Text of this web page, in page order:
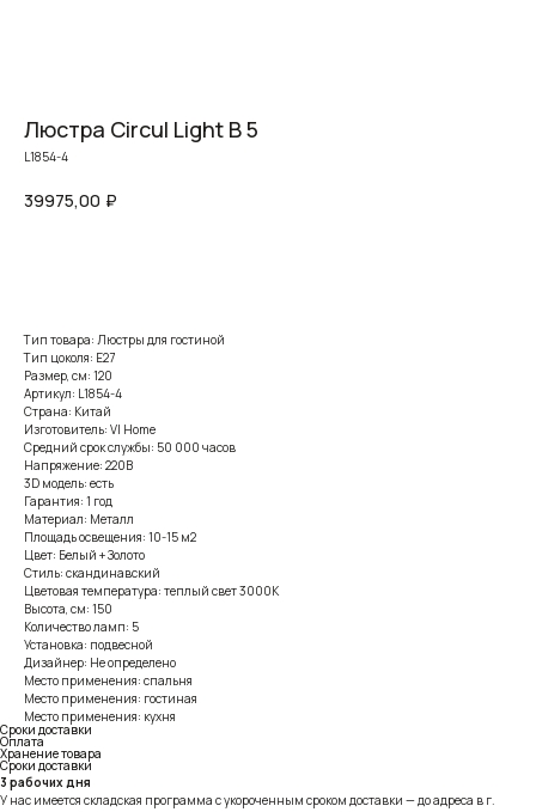
Люстра Circul Light B 5
L1854-4
39975,00 ₽
Тип товара: Люстры для гостиной
Тип цоколя: E27
Размер, см: 120
Артикул: L1854-4
Страна: Китай
Изготовитель: VI Home
Средний срок службы: 50 000 часов
Напряжение: 220В
3D модель: есть
Гарантия: 1 год
Материал: Металл
Площадь освещения: 10-15 м2
Цвет: Белый + Золото
Стиль: скандинавский
Цветовая температура: теплый свет 3000К
Высота, см: 150
Количество ламп: 5
Установка: подвесной
Дизайнер: Не определено
Место применения: спальня
Место применения: гостиная
Место применения: кухня
Сроки доставки
Оплата
Хранение товара
Сроки доставки
3 рабочих дня
У нас имеется складская программа с укороченным сроком доставки — до адреса в г.